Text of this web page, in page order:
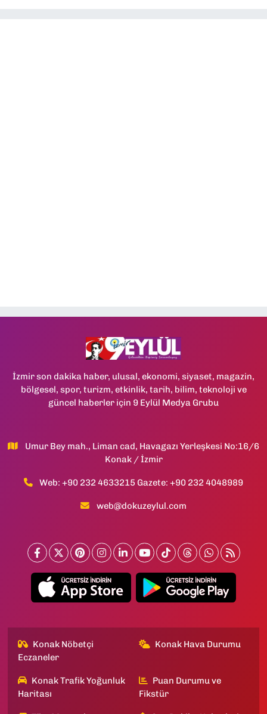
İzmir son dakika haber, ulusal, ekonomi, siyaset, magazin,
bölgesel, spor, turizm, etkinlik, tarih, bilim, teknoloji ve
güncel haberler için 9 Eylül Medya Grubu
Umur Bey mah., Liman cad, Havagazı Yerleşkesi No:16/6
Konak / İzmir
Web: +90 232 4633215 Gazete: +90 232 4048989
web@dokuzeylul.com
Konak Nöbetçi
Eczaneler
Konak Hava Durumu
Konak Trafik Yoğunluk
Haritası
Puan Durumu ve
Fikstür